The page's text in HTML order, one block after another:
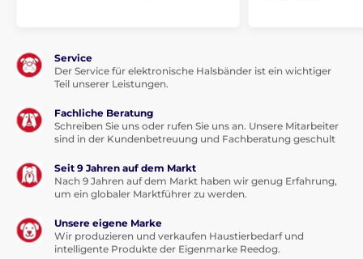
Lanyard
Handbuch
Bitte beachten Sie: Das Bild dient nur zur
Illustration.
Technische Spezifikationen können ohne vorherige
Ankündigung geändert werden. Die Bilder dienen nur
Service
Der Service für elektronische Halsbänder ist ein wichtiger
Teil unserer Leistungen.
Fachliche Beratung
Schreiben Sie uns oder rufen Sie uns an. Unsere Mitarbeiter
sind in der Kundenbetreuung und Fachberatung geschult
Seit 9 Jahren auf dem Markt
Nach 9 Jahren auf dem Markt haben wir genug Erfahrung,
um ein globaler Marktführer zu werden.
Unsere eigene Marke
Wir produzieren und verkaufen Haustierbedarf und
intelligente Produkte der Eigenmarke Reedog.